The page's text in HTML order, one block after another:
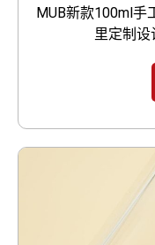
MUB新款100ml手
里定制设